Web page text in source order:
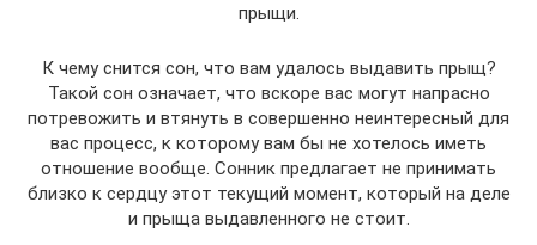
прыщи.
К чему снится сон, что вам удалось выдавить прыщ?
Такой сон означает, что вскоре вас могут напрасно
потревожить и втянуть в совершенно неинтересный для
вас процесс, к которому вам бы не хотелось иметь
отношение вообще. Сонник предлагает не принимать
близко к сердцу этот текущий момент, который на деле
и прыща выдавленного не стоит.